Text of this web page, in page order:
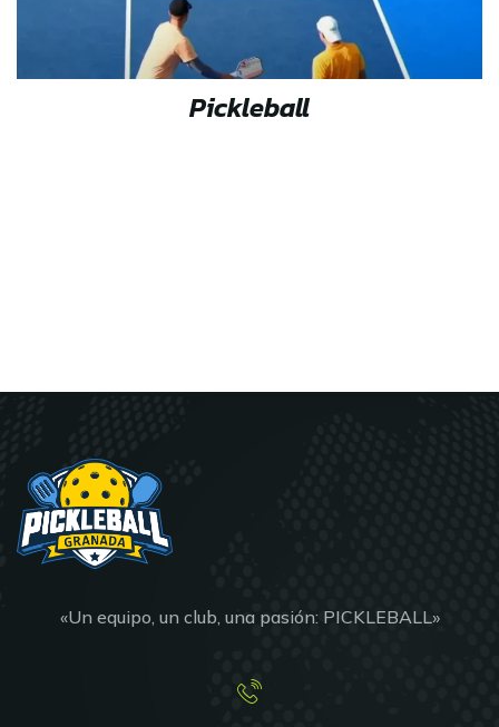
Pickleball
«Un equipo, un club, una pasión: PICKLEBALL»